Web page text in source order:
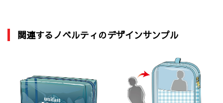
関連するノベルティのデザインサンプル